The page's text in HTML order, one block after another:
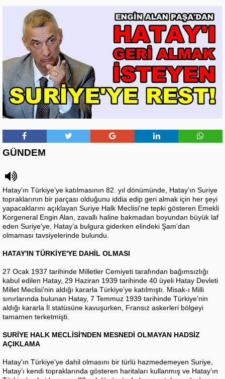
GÜNDEM
Hatay’ın Türkiye’ye katılmasının 82. yıl dönümünde, Hatay'ın Suriye
topraklarının bir parçası olduğunu iddia edip geri almak için her şeyi
yapacaklarını açıklayan Suriye Halk Meclisi'ne tepki gösteren Emekli
Korgeneral Engin Alan, zavallı haline bakmadan boyundan büyük laf
eden Suriye'ye, Hatay’a bulgura giderken elindeki Şam’dan
olmaması tavsiyelerinde bulundu.
HATAY'IN TÜRKİYE'YE DAHİL OLMASI
27 Ocak 1937 tarihinde Milletler Cemiyeti tarafından bağımsızlığı
kabul edilen Hatay, 29 Haziran 1939 tarihinde 40 üyeli Hatay Devleti
Millet Meclisi'nin aldığı kararla Türkiye’ye katılmıştı. Misak-ı Milli
sınırlarında bulunan Hatay, 7 Temmuz 1939 tarihinde Türkiye'nin
aldığı kararla İl statüsüne kavuşurken, Fransız askerleri bölgeyi
tamamen terketmişti.
SURİYE HALK MECLİSİ'NDEN MESNEDİ OLMAYAN HADSİZ
AÇIKLAMA
Hatay'ın Türkiye'ye dahil olmasını bir türlü hazmedemeyen Suriye,
Hatay’ı kendi topraklarında gösteren haritaları kullanmış ve Hatay’ın